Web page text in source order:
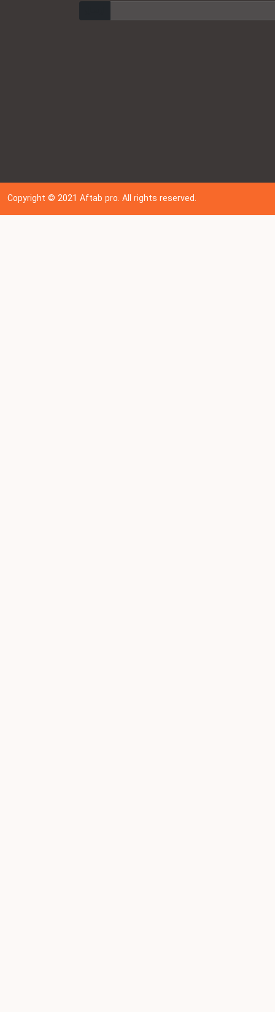
Copyright © 202 1Aftab pro. All rights reserved.